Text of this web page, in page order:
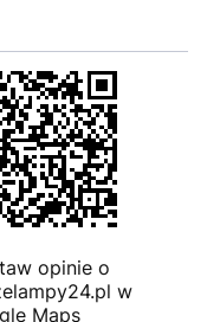
opinie o
w
Maps